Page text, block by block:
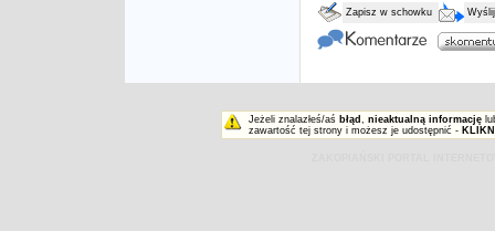
Zapisz w schowku
Jeżeli znalazłeś/aś błąd , nieaktualną informację
zawartość tej strony i możesz je udostępnić -